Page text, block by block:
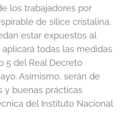
los trabajadores por
de sílice cristalina,
estar expuestos al
todas las medidas
5 del Real Decreto
Asimismo, serán de
y buenas prácticas
del Instituto Nacional